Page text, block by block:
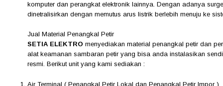
komputer dan perangkat elektronik lainnya. Dengan adanya
dinetralisirkan dengan memutus arus listrik berlebih menuju ke
Jual Material Penangkal Petir
SETIA ELEKTRO menyediakan material penangkal petir dan
alat keamanan sambaran petir yang bisa anda instalasikan
resmi. Berikut unit yang kami sediakan :
Air Terminal ( Penangkal Petir Lokal dan Penangkal Petir Impor )